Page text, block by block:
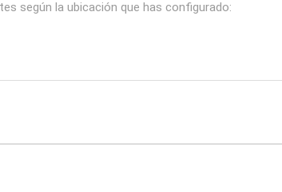
según la ubicación que has configurado: